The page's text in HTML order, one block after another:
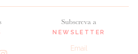
Subscreva a
NEWSLETTER